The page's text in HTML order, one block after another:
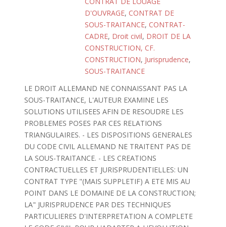
D'OUVRAGE, CONTRAT DE
SOUS-TRAITANCE, CONTRAT-
CADRE, Droit civil, DROIT DE LA
CONSTRUCTION, CF.
CONSTRUCTION, Jurisprudence,
SOUS-TRAITANCE
LE DROIT ALLEMAND NE CONNAISSANT PAS LA
SOUS-TRAITANCE, L'AUTEUR EXAMINE LES
SOLUTIONS UTILISEES AFIN DE RESOUDRE LES
PROBLEMES POSES PAR CES RELATIONS
TRIANGULAIRES. - LES DISPOSITIONS GENERALES
DU CODE CIVIL ALLEMAND NE TRAITENT PAS DE
LA SOUS-TRAITANCE. - LES CREATIONS
CONTRACTUELLES ET JURISPRUDENTIELLES: UN
CONTRAT TYPE "(MAIS SUPPLETIF) A ETE MIS AU
POINT DANS LE DOMAINE DE LA CONSTRUCTION;
LA" JURISPRUDENCE PAR DES TECHNIQUES
PARTICULIERES D'INTERPRETATION A COMPLETE